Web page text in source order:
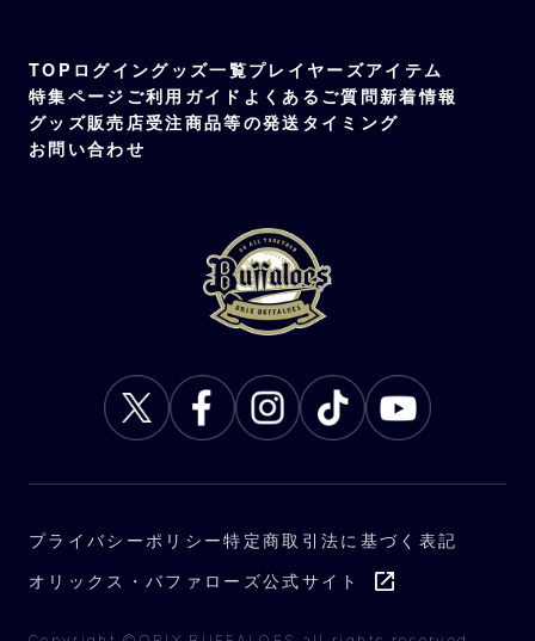
TOP ログイングッズ一覧プレイヤーズアイテム
特集ページ ご利用ガイド よくあるご質問新着情報
グッズ販売店受注商品等の発送タイミング
お問い合わせ
プライバシーポリシー特定商取引法に基づく表記
オリックス・バファローズ公式サイト